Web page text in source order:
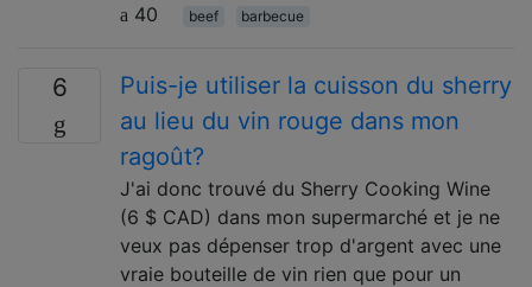
40
beef barbecue
6
Puis-je utiliser la cuisson du sherry
au lieu du vin rouge dans mon
ragoût?
J'ai donc trouvé du Sherry Cooking Wine
(6 $ CAD) dans mon supermarché et je ne
veux pas dépenser trop d'argent avec une
vraie bouteille de vin rien que pour un